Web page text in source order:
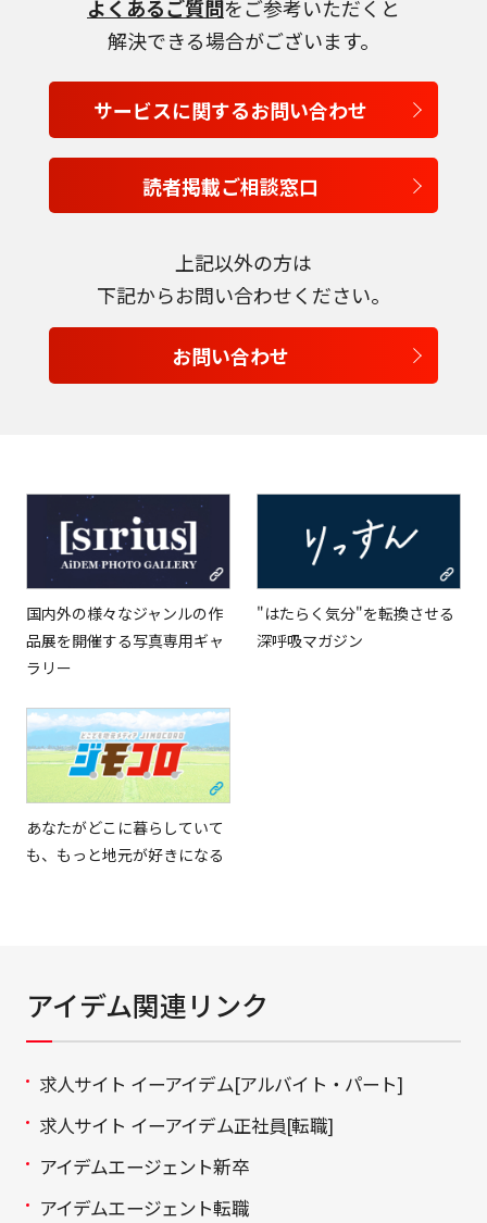
言語を選択
日本語
English
Tiếng Việt
よくあるご質問をご参考いただくと
解決できる場合がございます。
サービスに関するお問い合わせ
読者掲載ご相談窓口
上記以外の方は
下記からお問い合わせください。
お問い合わせ
国内外の様々なジャンルの作
品展を開催する写真専用ギャ
ラリー
"はたらく気分"を転換させる
深呼吸マガジン
あなたがどこに暮らしていて
も、もっと地元が好きになる
アイデム関連リンク
求人サイト イーアイデム[アルバイト・パート]
求人サイト イーアイデム正社員[転職]
アイデムエージェント新卒
アイデムエージェント転職